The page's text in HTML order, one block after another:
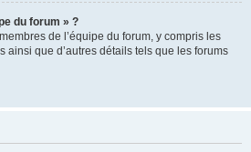
du forum » ?
de l’équipe du forum, y compris les
ainsi que d’autres détails tels que les forums